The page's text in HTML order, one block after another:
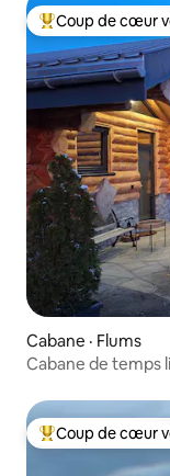
Coup de cœur
Coup de cœur
Cabane · Flums
Cabane de temps
Coup de cœur
Coup de cœur